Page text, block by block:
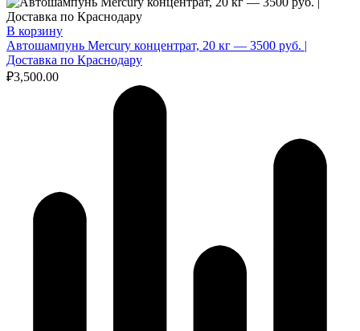
В корзину
Автошампунь Mercury концентрат, 20 кг — 3500 руб. |
Доставка по Краснодару
₽3,500.00